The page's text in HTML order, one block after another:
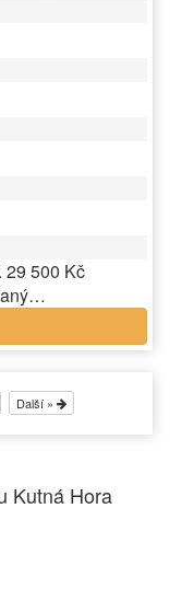
29 500 Kč
Další »
Kutná Hora